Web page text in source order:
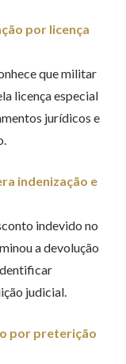
por licença
que militar
licença especial
jurídicos e
indenização e
indevido no
a devolução
judicial.
por preterição